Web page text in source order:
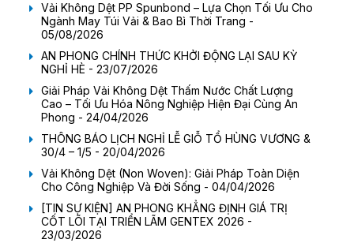
Vải Không Dệt PP Spunbond – Lựa Chọn Tối Ưu Cho
Ngành May Túi Vải & Bao Bì Thời Trang -
05/08/2026
AN PHONG CHÍNH THỨC KHỞI ĐỘNG LẠI SAU KỲ
NGHỈ HÈ - 23/07/2026
Giải Pháp Vải Không Dệt Thấm Nước Chất Lượng
Cao – Tối Ưu Hóa Nông Nghiệp Hiện Đại Cùng An
Phong - 24/04/2026
THÔNG BÁO LỊCH NGHỈ LỄ GIỖ TỔ HÙNG VƯƠNG &
30/4 – 1/5 - 20/04/2026
Vải Không Dệt (Non Woven): Giải Pháp Toàn Diện
Cho Công Nghiệp Và Đời Sống - 04/04/2026
[TIN SỰ KIỆN] AN PHONG KHẲNG ĐỊNH GIÁ TRỊ
CỐT LÕI TẠI TRIỂN LÃM GENTEX 2026 -
23/03/2026